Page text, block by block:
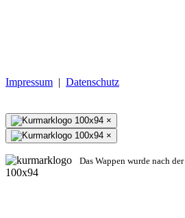
Impressum | Datenschutz
×
×
Das Wappen wurde nach